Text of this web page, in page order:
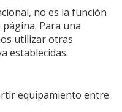
no es la función
Para una
utilizar otras
establecidas.
equipamiento entre